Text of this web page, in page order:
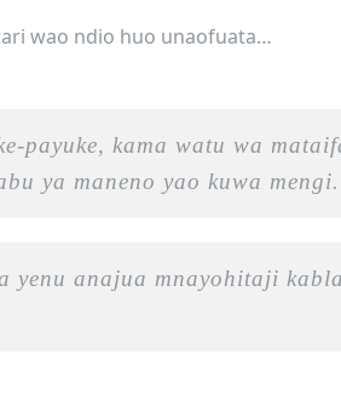
wao ndio huo unaofuata…
payuke, kama watu wa
ya maneno yao kuwa mengi.
yenu anajua mnayohitaji